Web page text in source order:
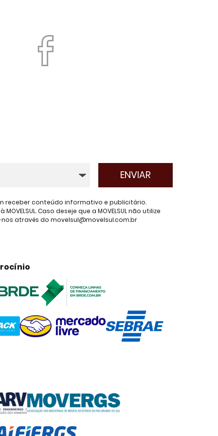
receber conteúdo informativo e publicitário.
Caso deseje que a MOVELSUL não utilize
através do movelsul@movelsul.com.br